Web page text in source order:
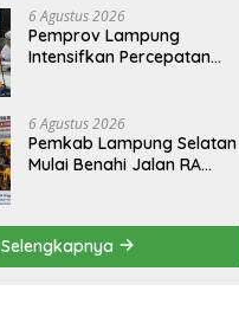
dan Merekatkan Ikatan
Keluarga
6 Agustus 2026
Pemprov Lampung
Intensifkan Percepatan
Tanggamus
6 Agustus 2026
Pemkab Lampung Selatan
Mulai Benahi Jalan RA
Demi Keselamatan
Pengguna Jalan
Selengkapnya